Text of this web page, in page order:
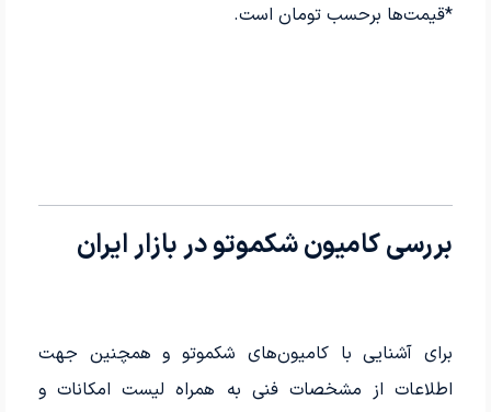
*قیمت‌ها برحسب تومان است.
بررسی کامیون شکموتو در بازار ایران
برای آشنایی با کامیون‌های شکموتو و همچنین جهت
اطلاعات از مشخصات فنی به همراه لیست امکانات و